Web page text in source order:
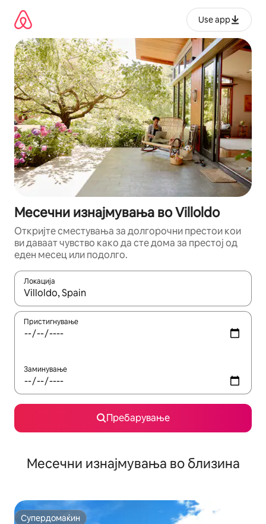
содржина
Use app
Месечни изнајмувања во Villoldo
Откријте сместувања за долгорочни престои кои
ви даваат чувство како да сте дома за престој од
еден месец или подолго.
Локација
Кога резултатите се достапни, движете се со копчињата
Пристигнување
Заминување
Пребарување
Месечни изнајмувања во близина
Супердомаќин